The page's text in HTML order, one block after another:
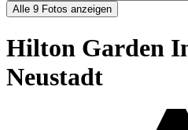
Alle 9 Fotos anzeigen
Hilton Garden
Neustadt